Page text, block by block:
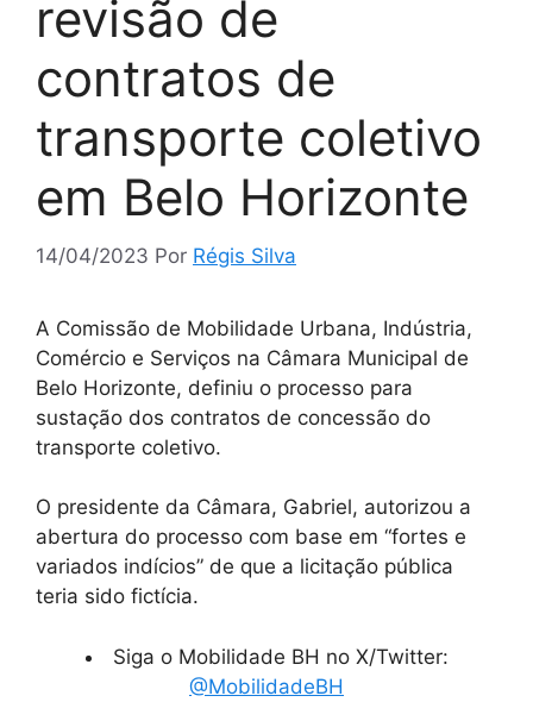
revisão de
contratos de
transporte coletivo
em Belo Horizonte
14/04/2023 Por Régis Silva
A Comissão de Mobilidade Urbana, Indústria,
Comércio e Serviços na Câmara Municipal de
Belo Horizonte, definiu o processo para
sustação dos contratos de concessão do
transporte coletivo.
O presidente da Câmara, Gabriel, autorizou a
abertura do processo com base em “fortes e
variados indícios” de que a licitação pública
teria sido fictícia.
Siga o Mobilidade BH no X/Twitter:
@MobilidadeBH